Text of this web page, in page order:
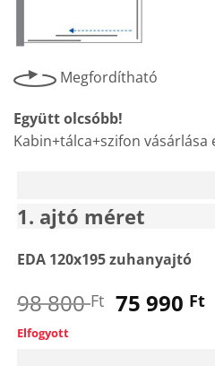
Megfordítható
Együtt olcsóbb!
Kabin+tálca+szifon vásárlása
1 ajtó méret
EDA 120x195 zuhanyajtó
98 800Ft Original
75 990 Ft
Elfogyott